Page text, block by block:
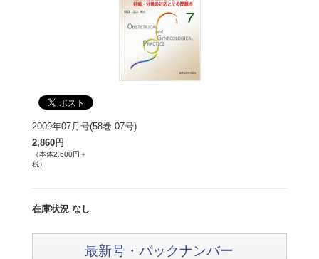
2009年07月号(58巻 07号)
2,860円
（本体2,600円＋
税）
在庫状況 なし
最新号・バックナンバー